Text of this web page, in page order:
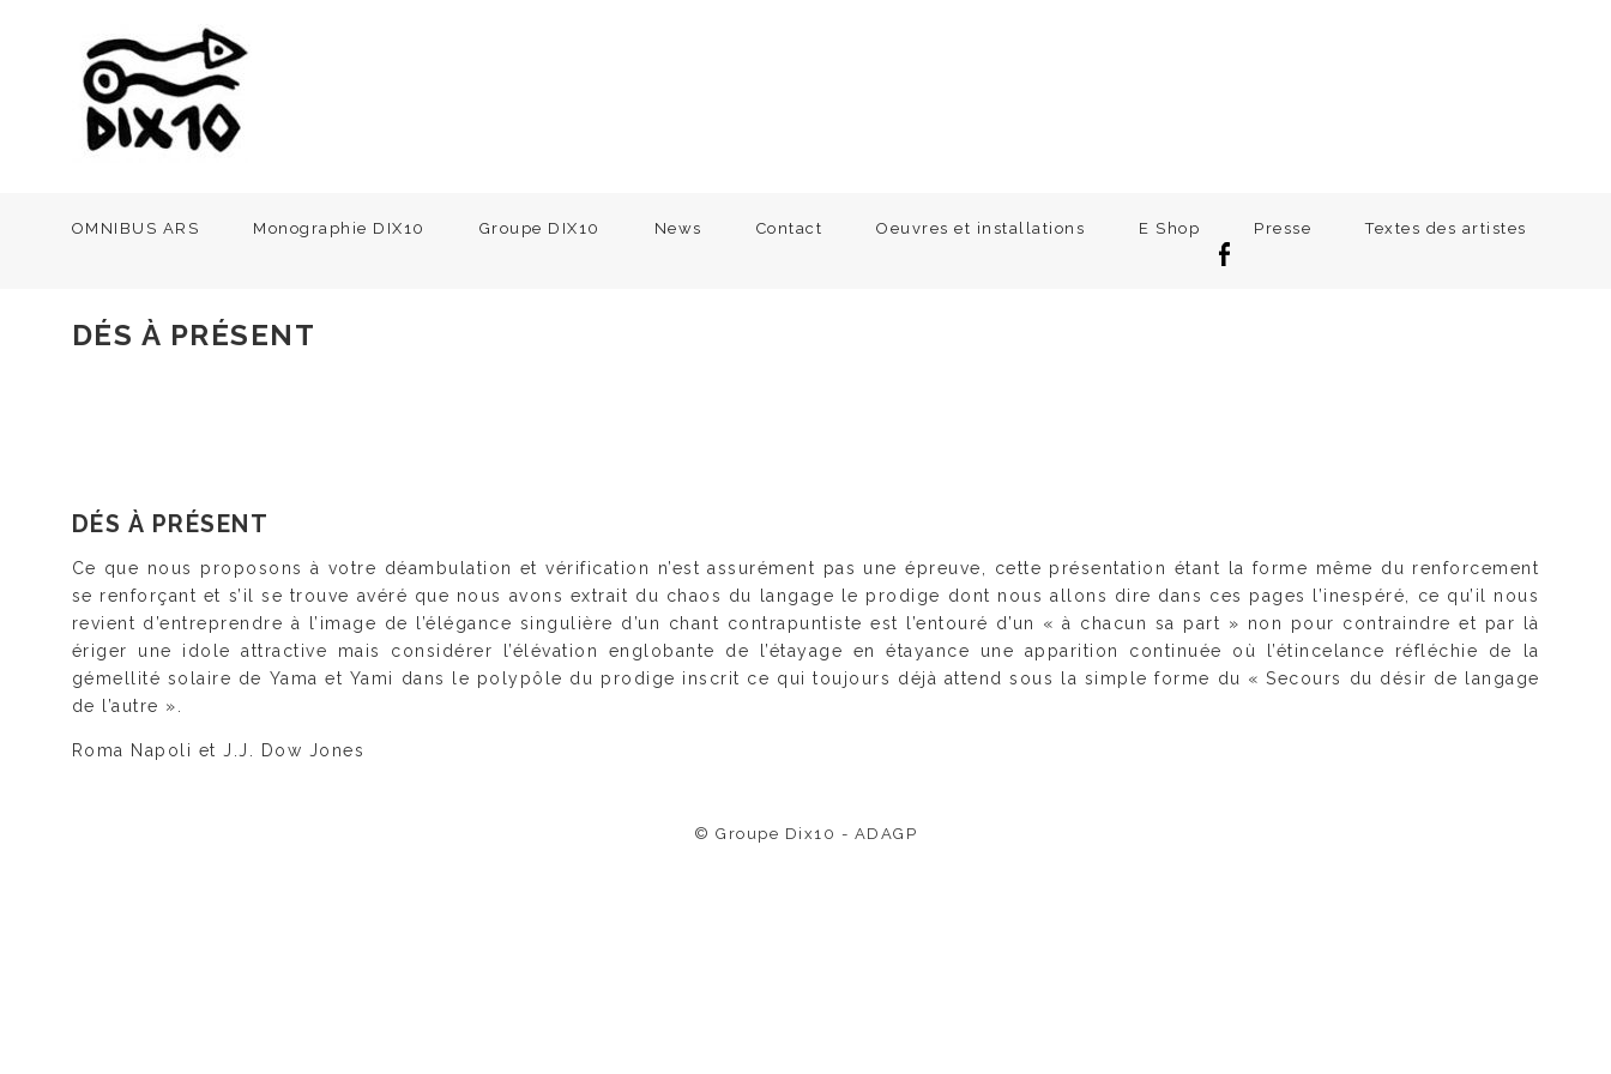
OMNIBUS ARS Monographie DIX10 Groupe DIX10 News Contact Oeuvres et installations E Shop Presse Textes des artistes
DÉS À PRÉSENT
DÉS À PRÉSENT
Ce que nous proposons à votre déambulation et vérification n’est assurément pas une épreuve, cette présentation étant la forme même du renforcement
se renforçant et s’il se trouve avéré que nous avons extrait du chaos du langage le prodige dont nous allons dire dans ces pages l’inespéré, ce qu’il nous
revient d’entreprendre à l’image de l’élégance singulière d’un chant contrapuntiste est l’entouré d’un « à chacun sa part » non pour contraindre et par là
ériger une idole attractive mais considérer l’élévation englobante de l’étayage en étayance une apparition continuée où l’étincelance réfléchie de la
gémellité solaire de Yama et Yami dans le polypôle du prodige inscrit ce qui toujours déjà attend sous la simple forme du « Secours du désir de langage
de l’autre ».
Roma Napoli et J.J. Dow Jones
© Groupe Dix10 - ADAGP